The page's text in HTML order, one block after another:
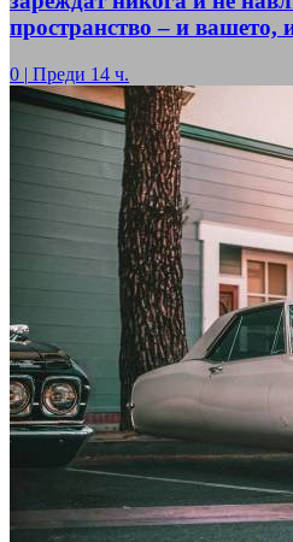
пространство – и вашето,
0 | Преди 14 ч.